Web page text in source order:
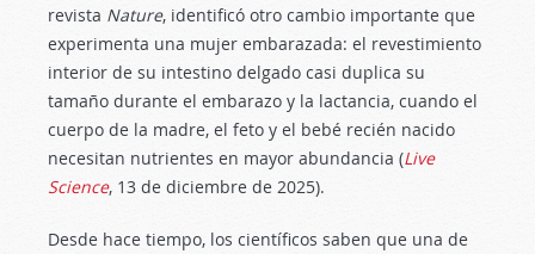
revista Nature, identificó otro cambio importante que
experimenta una mujer embarazada: el revestimiento
interior de su intestino delgado casi duplica su
tamaño durante el embarazo y la lactancia, cuando el
cuerpo de la madre, el feto y el bebé recién nacido
necesitan nutrientes en mayor abundancia (Live
Science, 13 de diciembre de 2025).
Desde hace tiempo, los científicos saben que una de